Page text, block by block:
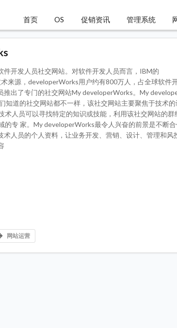
首页 OS 促销资讯 管理系统
开发人员社交网站。对软件开发人员而言，IBM的
来源，developerWorks用户约有800万人，占全球软件
推出了专门的社交网站My developerWorks。My
知道的社交网站都不一样，该社交网站主要聚焦于技术
术人员可以寻找特定的知识或技能，利用该社交网站的群
的专 家。My developerWorks最令人兴奋的前景是不断
人员的个人资料，让业务开发、营销、设计、管理和风
网站运营